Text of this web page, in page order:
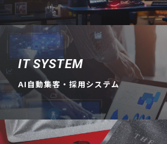
IT SYSTEM
AI自動集客・採用システム